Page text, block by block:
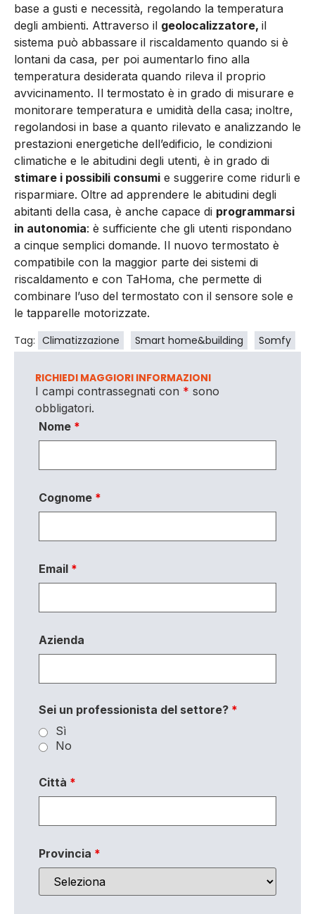
base a gusti e necessità, regolando la temperatura
degli ambienti. Attraverso il geolocalizzatore, il
sistema può abbassare il riscaldamento quando si è
lontani da casa, per poi aumentarlo fino alla
temperatura desiderata quando rileva il proprio
avvicinamento. Il termostato è in grado di misurare e
monitorare temperatura e umidità della casa; inoltre,
regolandosi in base a quanto rilevato e analizzando le
prestazioni energetiche dell’edificio, le condizioni
climatiche e le abitudini degli utenti, è in grado di
stimare i possibili consumi e suggerire come ridurli e
risparmiare. Oltre ad apprendere le abitudini degli
abitanti della casa, è anche capace di programmarsi
in autonomia: è sufficiente che gli utenti rispondano
a cinque semplici domande. Il nuovo termostato è
compatibile con la maggior parte dei sistemi di
riscaldamento e con TaHoma, che permette di
combinare l’uso del termostato con il sensore sole e
le tapparelle motorizzate.
Tag: Climatizzazione Smart home&building Somfy
RICHIEDI MAGGIORI INFORMAZIONI
I campi contrassegnati con * sono
obbligatori.
Nome *
Cognome *
Email *
Azienda
Sei un professionista del settore? *
Sì
No
Città *
Provincia *